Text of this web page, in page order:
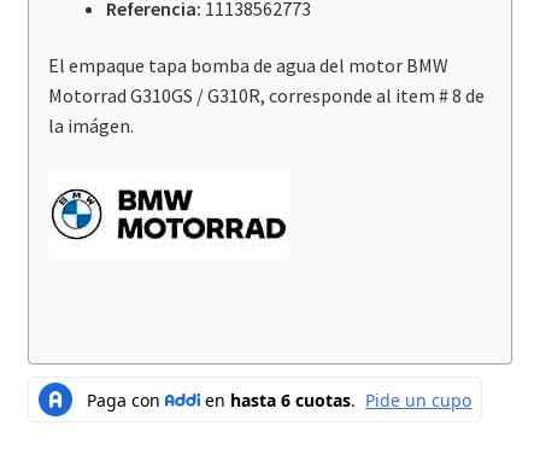
Referencia: 11138562773
El empaque tapa bomba de agua del motor BMW
Motorrad G310GS / G310R, corresponde al item # 8 de
la imágen.